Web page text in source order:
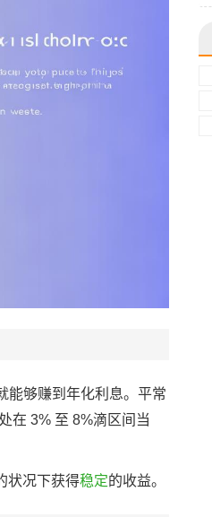
能够赚到年化利息。平常
在 3% 至 8%滴区间当
状况下获得稳定的收益。